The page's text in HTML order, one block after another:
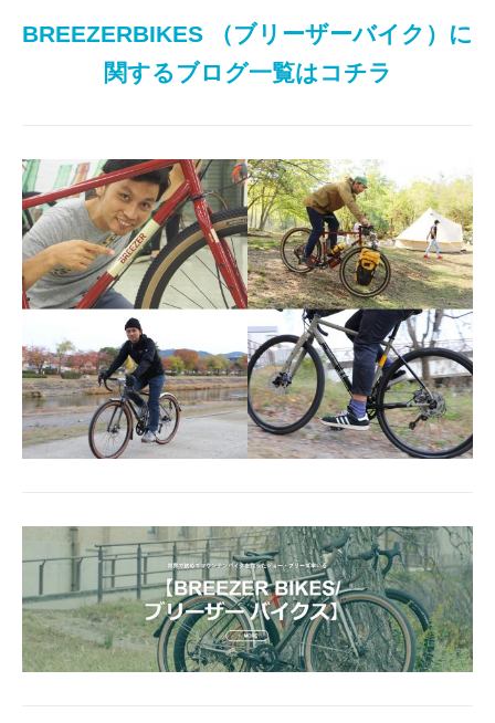
BREEZERBIKES （ブリーザーバイク）に
関するブログ一覧はコチラ